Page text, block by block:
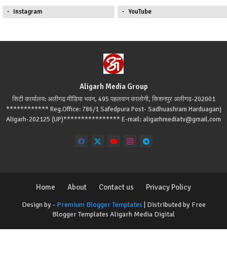
Instagram YouTube
Aligarh Media Group
सिटी कार्यालय: अलीगढ मीडिया भवन, 495 पहलवान कालोनी, किशनपुर अलीगढ-202001
************ Reg.Office: 786/1 Safedpura Post- Sadhuashram Harduaganj
Aligarh-202125 (UP)**************** E-mail: aligarhmediatv@gmail.com
Design by - Premium Blogger Templates | Distributed by Free
Blogger Templates Aligarh Media Digital
Home About Contact us Privacy Policy